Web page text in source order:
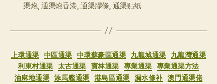
渠炮, 通渠炮香港,通渠膠條, 通渠贴纸
分
类
上環通渠 中區通渠 中環蘇豪區通渠 九龍城通渠
九龍灣通渠
利東村通渠
太古通渠 寶林通渠 專業通渠
專業通渠方法
油麻地通渠
添馬艦通渠 港島區通渠 漏水修补
澳門通渠佬